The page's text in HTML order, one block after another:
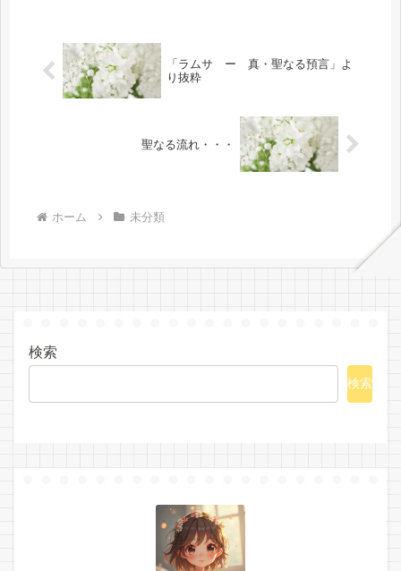
「ラムサ ー 真・聖なる預言」よ
り抜粋
聖なる流れ・・・
ホーム 未分類
検索
検索